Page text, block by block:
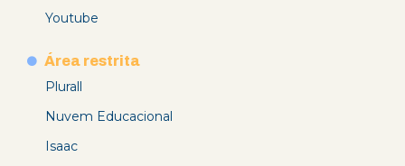
Youtube
Área restrita
Plurall
Nuvem Educacional
Isaac